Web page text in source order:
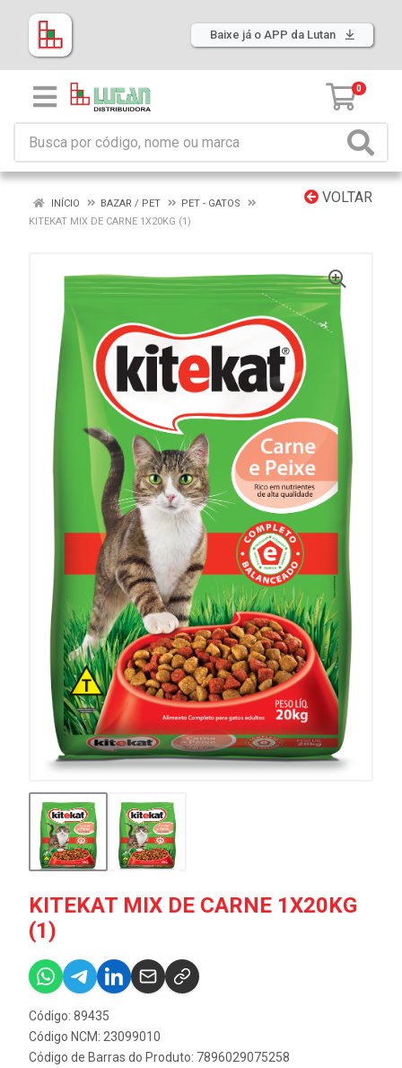
Baixe já o APP da Lutan
0
VOLTAR
INÍCIO BAZAR / PET
PET - GATOS
KITEKAT MIX DE CARNE 1X20KG (1)
KITEKAT MIX DE CARNE 1X20KG
(1)
Código: 89435
Código NCM: 23099010
Código de Barras do Produto: 7896029075258